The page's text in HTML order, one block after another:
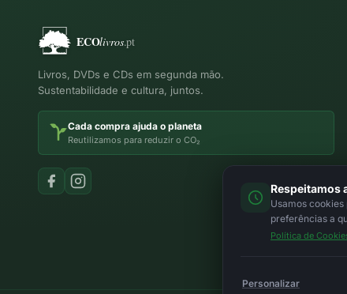
Livros, DVDs e CDs em segunda mão.
Sustentabilidade e cultura, juntos.
Cada compra ajuda o planeta
Reutilizamos para reduzir o CO₂
Respeitamos
Usamos
preferências a
Política de
Personalizar